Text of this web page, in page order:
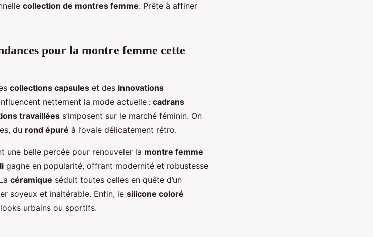
collection de montres femme. Prête à affiner
pour la montre femme cette
collections capsules et des innovations
nettement la mode actuelle : cadrans
travaillées s’imposent sur le marché féminin. On
du rond épuré à l’ovale délicatement rétro.
une belle percée pour renouveler la montre femme
gagne en popularité, offrant modernité et robustesse
céramique séduit toutes celles en quête d’un
soyeux et inaltérable. Enfin, le silicone coloré
urbains ou sportifs.